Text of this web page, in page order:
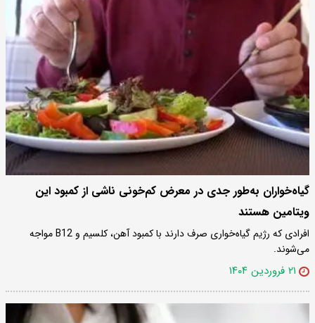
گیاه‌خواران به‌طور جدی در معرض کم‌خونی ناشی از کمبود این
ویتامین هستند
افرادی که رژیم گیاه‌خواری صرف دارند با کمبود آهن، کلسیم و B12 مواجه
می‌شوند.
۲۱ فروردین ۱۴۰۴